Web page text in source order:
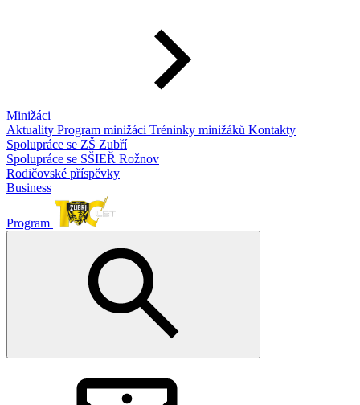
Minižáci
Aktuality Program minižáci Tréninky minižáků Kontakty
Spolupráce se ZŠ Zubří
Spolupráce se SŠIEŘ Rožnov
Rodičovské příspěvky
Business
Program